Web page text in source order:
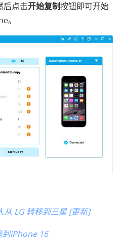
后点击开始复制按钮即可开始
。
从 LG 转移到三星 [更新]
iPhone 16